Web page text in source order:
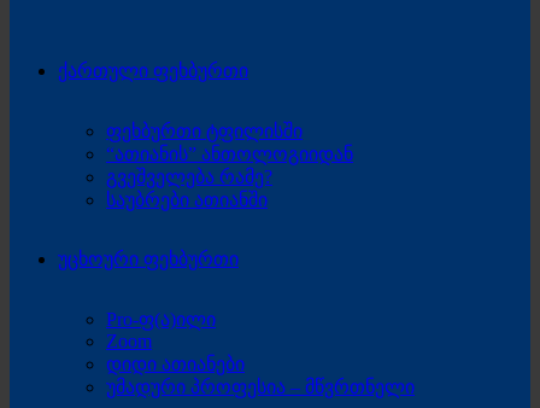
ქართული ფეხბურთი
ფეხბურთი ტფილისში
“ათიანის” ანთოლოგიიდან
გვეშველება რამე?
საუბრები ათიანში
უცხოური ფეხბურთი
Pro-ფ(ა)ილი
Zoom
დიდი ათიანები
უმადური პროფესია – მწვრთნელი